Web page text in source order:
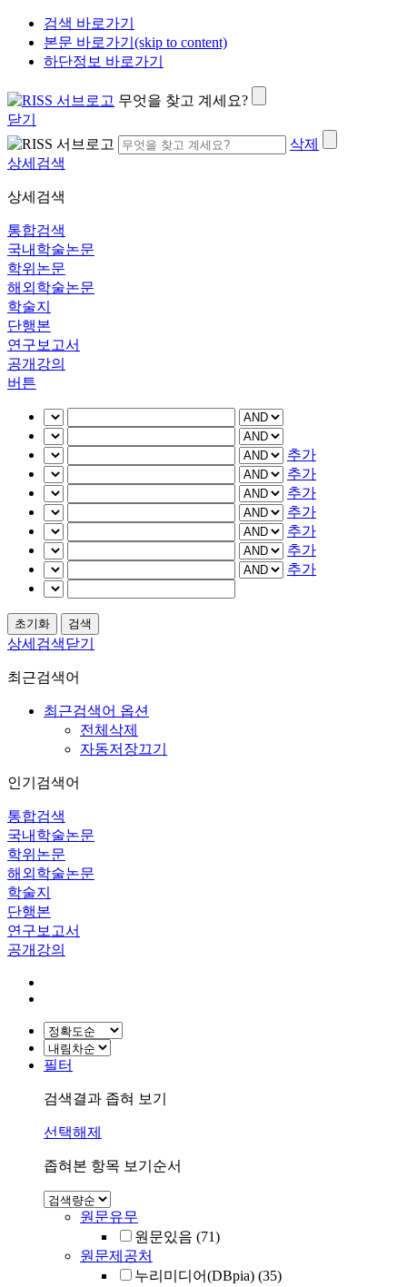
검색 바로가기
본문 바로가기(skip to content)
하단정보 바로가기
무엇을 찾고 계세요?
닫기
삭제
상세검색
상세검색
통합검색
국내학술논문
학위논문
해외학술논문
학술지
단행본
연구보고서
공개강의
버튼
추가
추가
추가
추가
추가
추가
추가
상세검색닫기
최근검색어
최근검색어 옵션
전체삭제
자동저장끄기
인기검색어
통합검색
국내학술논문
학위논문
해외학술논문
학술지
단행본
연구보고서
공개강의
필터
검색결과 좁혀 보기
선택해제
좁혀본 항목 보기순서
원문유무
원문있음 (71)
원문제공처
누리미디어(DBpia) (35)